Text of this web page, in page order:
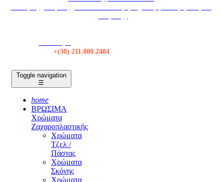
+(30) 211.800.2484
Toggle navigation
☰
home
ΒΡΩΣΙΜΑ
Χρώματα
Ζαχαροπλαστικής
Χρώματα
Τζελ /
Πάστας
Χρώματα
Σκόνης
Χρώματα